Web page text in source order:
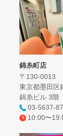
錦糸町店
〒130-0013
東京都墨田区
錦糸ビル 3階
03-5637-
10:00〜